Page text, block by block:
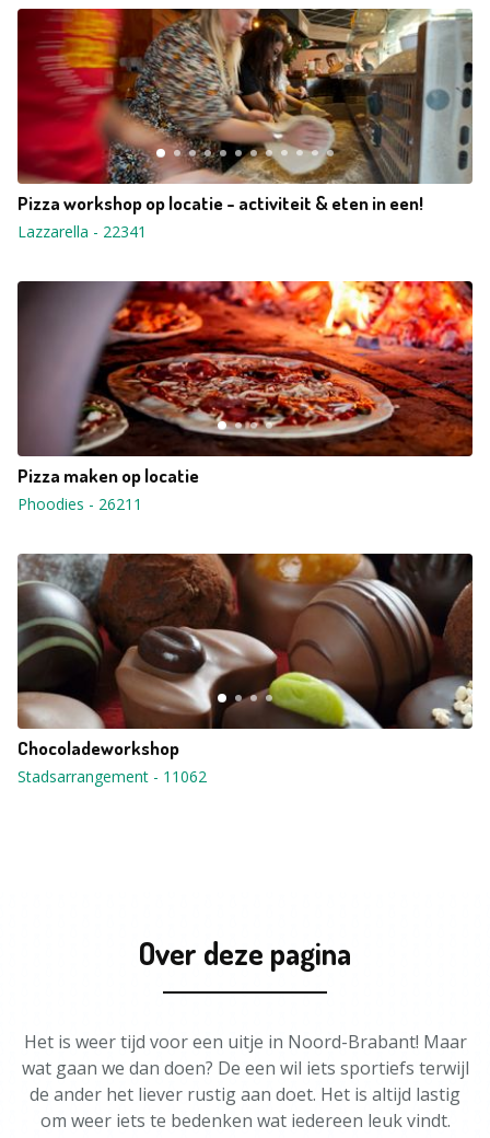
Pizza workshop op locatie - activiteit & eten in een!
Lazzarella - 22341
Pizza maken op locatie
Phoodies - 26211
Chocoladeworkshop
Stadsarrangement - 11062
Over deze pagina
Het is weer tijd voor een uitje in Noord-Brabant! Maar
wat gaan we dan doen? De een wil iets sportiefs terwijl
de ander het liever rustig aan doet. Het is altijd lastig
om weer iets te bedenken wat iedereen leuk vindt.